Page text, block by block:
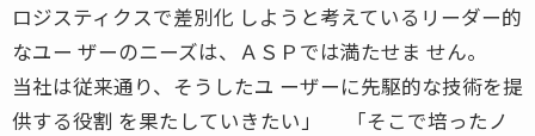
ロジスティクスで差別化 しようと考えているリーダー的
なユー ザーのニーズは、ＡＳＰでは満たせま せん。
当社は従来通り、そうしたユ ーザーに先駆的な技術を提
供する役割 を果たしていきたい」 「そこで培ったノ